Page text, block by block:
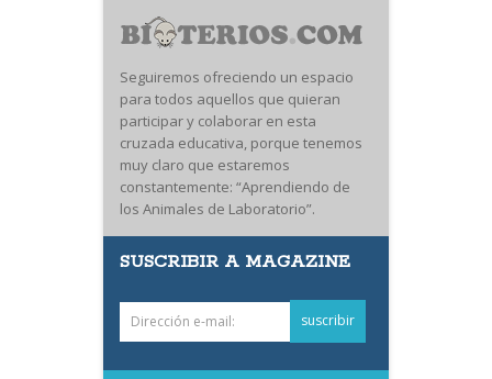
Seguiremos ofreciendo un espacio
para todos aquellos que quieran
participar y colaborar en esta
cruzada educativa, porque tenemos
muy claro que estaremos
constantemente: “Aprendiendo de
los Animales de Laboratorio”.
SUSCRIBIR A MAGAZINE